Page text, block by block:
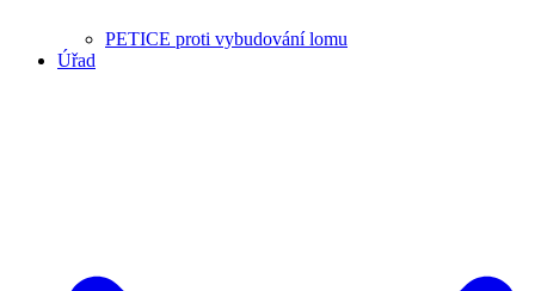
PETICE proti vybudování lomu
Úřad